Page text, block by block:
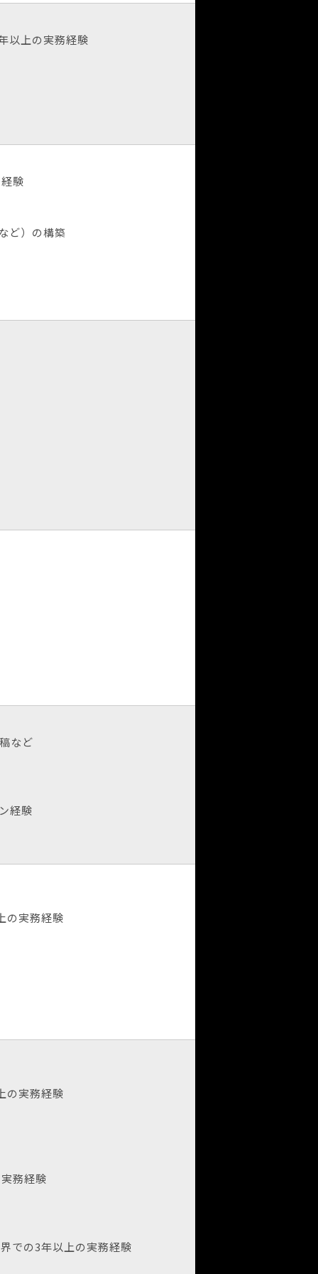
以上の実務経験
験
ど）の構築
など
経験
の実務経験
の実務経験
務経験
での3年以上の実務経験